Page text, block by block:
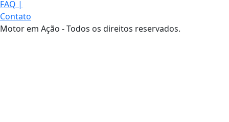
FAQ |
Contato
Motor em Ação - Todos os direitos reservados.